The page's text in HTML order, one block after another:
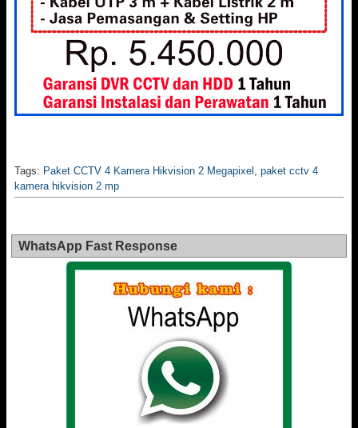
Tags: Paket CCTV 4 Kamera Hikvision 2 Megapixel , paket cctv 4
kamera hikvision 2 mp
WhatsApp Fast Response